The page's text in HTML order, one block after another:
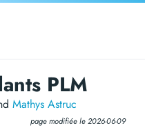
PLM
Mathys Astruc
page modifiée le2026-06-09